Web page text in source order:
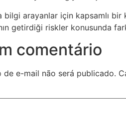
bilgi arayanlar için kapsamlı bir
getirdiği riskler konusunda
comentário
de e-mail não será publicado.